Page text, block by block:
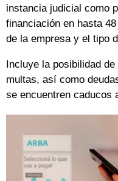
instancia judicial como
financiación en hasta
de la empresa y el tipo
Incluye la posibilidad
multas, así como
se encuentren caducos